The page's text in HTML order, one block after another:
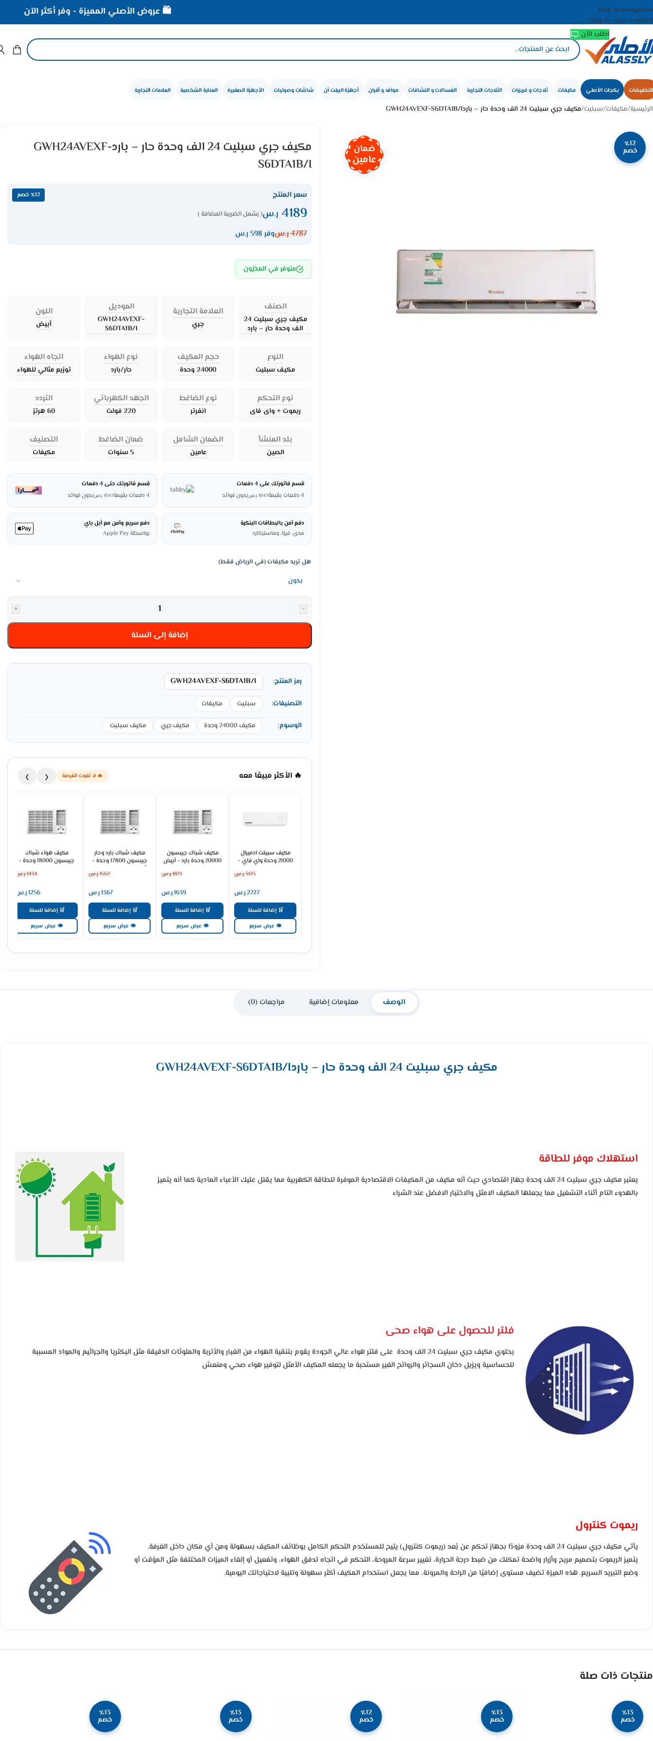
Skip to navigation
Skip to main content
اطلب الأن
التخفيضات بكجات الأصلي مكيفات ثلاجات و فريزرات الثلاجات التجارية الغسالات و النشافات مواقد و أفران أجهزة البيلت أن شاشات وصوتيات الأجهزة الصغيرة العناية الشخصية العلامات التجارية
الرئيسية/مكيفات/سبليت/مكيف جري سبليت 24 الف وحدة حار – باردGWH24AVEXF-S6DTA1B/I
٪12
خصم ضمان
عامين
مكيف جري سبليت 24 الف وحدة حار – باردGWH24AVEXF-
S6DTA1B/I
سعر المنتج ٪12 خصم
4189 ر.س( يشمل الضريبة المضافة )
4787ر.سوفر 598 ر.س
متوفر في المخزون
الصنف
مكيف جري سبليت 24
الف وحدة حار – بارد
العلامة التجارية
جري
الموديل
GWH24AVEXF-
S6DTA1B/I
اللون
أبيض
النوع
مكيف سبليت
حجم المكيف
24000 وحدة
نوع الهواء
حار/بارد
اتجاه الهواء
توزيع مثالي للهواء
نوع التحكم
ريموت + واى فاى
نوع الضاغط
انفرتر
الجهد الكهربائي
220 فولت
التردد
60 هرتز
بلد المنشأ
الصين
الضمان الشامل
عامين
ضمان الضاغط
5 سنوات
التصنيف
مكيفات
قسم فاتورتك على 4 دفعات
4 دفعات بقيمة
1047 ر.سبدون فوائد
قسم فاتورتك حتى 4 دفعات
4 دفعات بقيمة
1047 ر.سبدون فوائد
دفع آمن بالبطاقات البنكية
مدى، فيزا، وماستركارد
دفع سريع وآمن مع أبل باي
بواسطة Apple Pay
هل تريد مكيفات (في الرياض فقط)
-
+
إضافة إلى السلة
رمز المنتج: GWH24AVEXF-S6DTA1B/I
التصنيفات: سبليت مكيفات
الوسوم: مكيف 24000 وحدة مكيف جري مكيف سبليت
🔥 الأكثر مبيعًا معه 🔥 لا تفوت الفرصة ❮
❯
مكيف سبيلت ادميرال
21000 وحدة واي فاي -
3123ر.س
2727ر.س
🛒 إضافة للسلة
👁 عرض سريع
مكيف شباك جيبسون
20000 وحدة بارد - أبيض
GWAC24CFA02
1873ر.س
1639ر.س
🛒 إضافة للسلة
👁 عرض سريع
مكيف شباك بارد وحار
جيبسون 17800 وحدة -
أبيض GWAC18HFA02
1562ر.س
1367ر.س
🛒 إضافة للسلة
👁 عرض سريع
مكيف هواء شباك
جيبسون 18000 وحدة -
1434ر.س
1256ر.س
🛒 إضافة للسلة
👁 عرض سريع
الوصف معلومات إضافية مراجعات (0)
مكيف جري سبليت 24 الف وحدة حار – باردGWH24AVEXF-S6DTA1B/I
استهلاك موفر للطاقة
يعتبر مكيف جري سبليت 24 الف وحدة جهاز اقتصادي حيث أنه مكيف من المكيفات الاقتصادية الموفرة للطاقة الكهربية مما يقلل عليك الأعباء المادية كما أنه يتميز
بالهدوء التام أثناء التشغيل مما يجعلها المكيف الامثل والاختيار الافضل عند الشراء
فلتر للحصول على هواء صحى
يحتوي مكيف جري سبليت 24 الف وحدة
على فلتر هواء عالي الجودة يقوم بتنقية الهواء من الغبار والأتربة والملوثات الدقيقة مثل البكتريا والجراثيم والمواد المسببة
للحساسية ويزيل دخان السجائر والروائح الغير مستحبة ما يجعله المكيف الأمثل لتوفير هواء صحي ومنعش
ريموت كنترول
يأتي مكيف جري سبليت 24 الف وحدة مزودًا بجهاز تحكم عن بُعد (ريموت كنترول) يتيح للمستخدم التحكم الكامل بوظائف المكيف بسهولة ومن أي مكان داخل الغرفة.
يتميز الريموت بتصميم مريح وأزرار واضحة تمكنك من ضبط درجة الحرارة، تغيير سرعة المروحة، التحكم في اتجاه تدفق الهواء، وتفعيل أو إلغاء الميزات المختلفة مثل المؤقت أو
وضع التبريد السريع. هذه الميزة تضيف مستوى إضافيًا من الراحة والمرونة، مما يجعل استخدام المكيف أكثر سهولة وتلبية لاحتياجاتك اليومية.
منتجات ذات صلة
٪13
خصم
٪13
خصم
٪12
خصم
٪13
خصم
٪13
خصم
🛍️ عروض الأصلي المميزة - وفر أكثر الآن